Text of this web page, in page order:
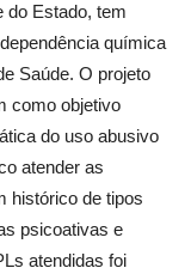
do Estado, tem
química
Saúde. O projeto
como objetivo
do uso abusivo
atender as
histórico de tipos
psicoativas e
atendidas foi